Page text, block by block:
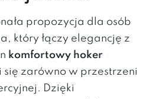
propozycja dla osób
który łączy elegancję z
komfortowy hoker
zarówno w przestrzeni
Dzięki